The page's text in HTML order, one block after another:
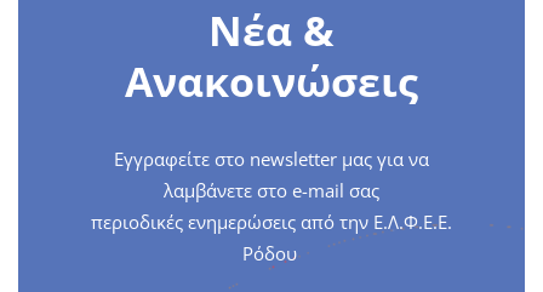
Νέα &
Ανακοινώσεις
Εγγραφείτε στο newsletter μας για να
λαμβάνετε στο e-mail σας
περιοδικές ενημερώσεις από την Ε.Λ.Φ.Ε.Ε.
Ρόδου